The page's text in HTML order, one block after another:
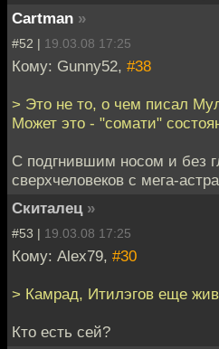
Cartman »
#52 | 19.03.08 17:25
Кому: Gunny52, #38
> Это не то, о чем писал
Может это - "сомати"
С подгнившим носом и без
сверхчеловеков с мега-
Скиталец »
#53 | 19.03.08 17:25
Кому: Alex79, #30
> Камрад, Итилэгов еще
Кто есть сей?